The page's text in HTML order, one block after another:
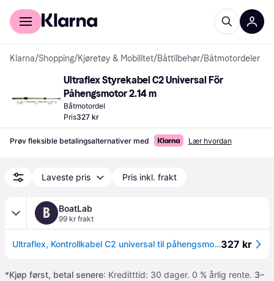
For kunder
Klarna/Shopping/Kjøretøy & Mobilitet/Båttilbehør/Båtmotordeler
Ultraflex Styrekabel C2 Universal För
Påhengsmotor 2.14 m
Båtmotordel
Pris327 kr
Prøv fleksible betalingsalternativer med Lær hvordan
Laveste pris Pris inkl. frakt
B BoatLab
99 kr frakt
Ultraflex, Kontrollkabel C2 universal til påhengsmotor 7 fot327 kr
*Kjøp først, betal senere: Kreditttid: 30 dager. 0 % årlig rente. 3–